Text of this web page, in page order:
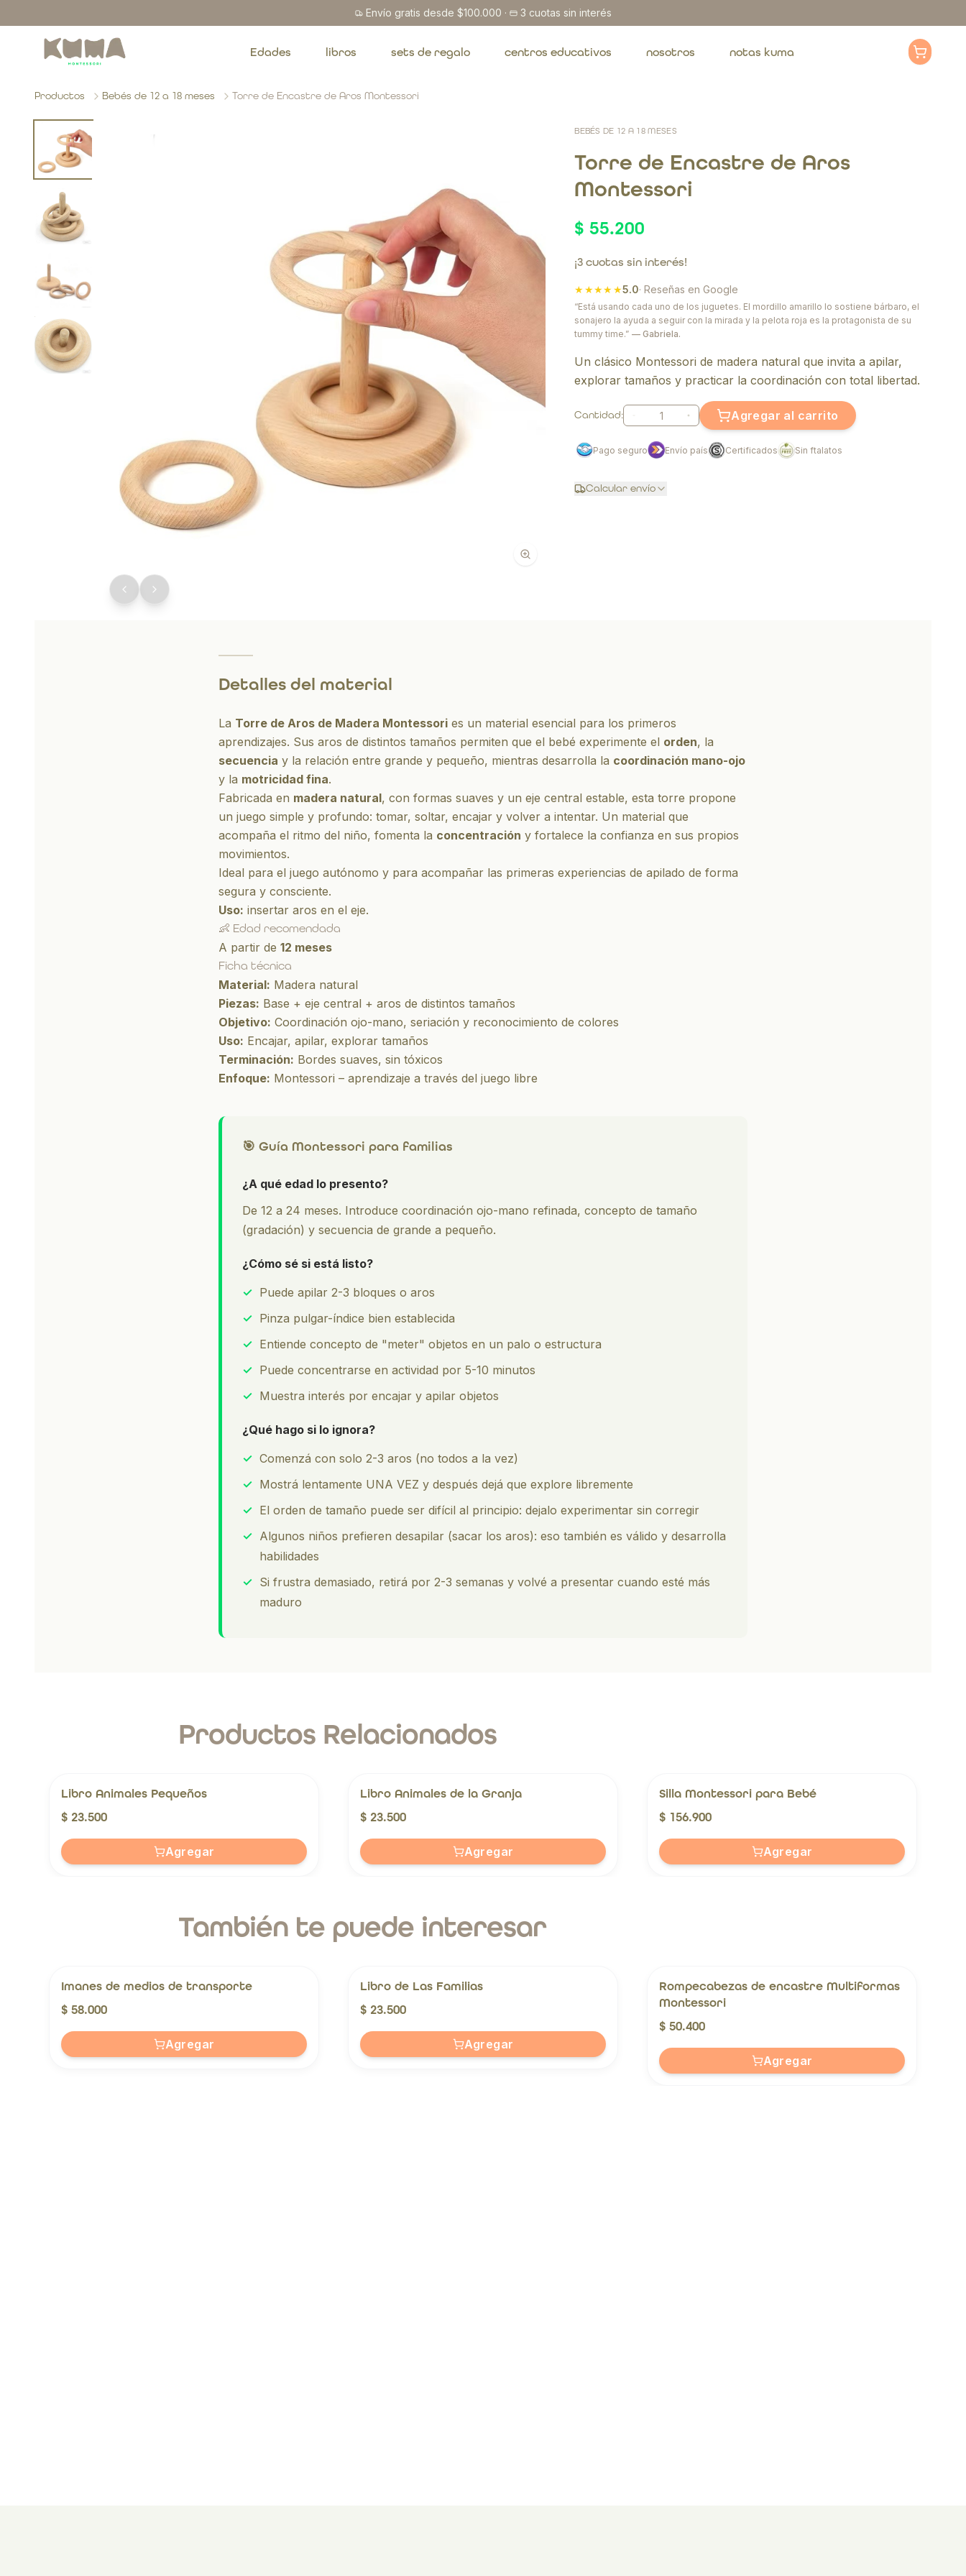
Envío gratis desde $100.000 · 3 cuotas sin interés
Edades libros sets de regalo centros educativos nosotros notas kuma
Productos Bebés de 12 a 18 meses Torre de Encastre de Aros Montessori
BEBÉS DE 12 A 18 MESES
Torre de Encastre de Aros
Montessori
$ 55.200
¡3 cuotas sin interés!
★★★★★5.0· Reseñas en Google
“Está usando cada uno de los juguetes. El mordillo amarillo lo sostiene bárbaro, el
sonajero la ayuda a seguir con la mirada y la pelota roja es la protagonista de su
tummy time.” — Gabriela.
Un clásico Montessori de madera natural que invita a apilar,
explorar tamaños y practicar la coordinación con total libertad.
Cantidad: Agregar al carrito
Pago seguro Envío país Certificados Sin ftalatos
Calcular envío
Detalles del material
La Torre de Aros de Madera Montessori es un material esencial para los primeros
aprendizajes. Sus aros de distintos tamaños permiten que el bebé experimente el orden, la
secuencia y la relación entre grande y pequeño, mientras desarrolla la coordinación mano-ojo
y la motricidad fina.
Fabricada en madera natural, con formas suaves y un eje central estable, esta torre propone
un juego simple y profundo: tomar, soltar, encajar y volver a intentar. Un material que
acompaña el ritmo del niño, fomenta la concentración y fortalece la confianza en sus propios
movimientos.
Ideal para el juego autónomo y para acompañar las primeras experiencias de apilado de forma
segura y consciente.
Uso: insertar aros en el eje.
👶 Edad recomendada
A partir de 12 meses
Ficha técnica
Material: Madera natural
Piezas: Base + eje central + aros de distintos tamaños
Objetivo: Coordinación ojo-mano, seriación y reconocimiento de colores
Uso: Encajar, apilar, explorar tamaños
Terminación: Bordes suaves, sin tóxicos
Enfoque: Montessori – aprendizaje a través del juego libre
🎯 Guía Montessori para familias
¿A qué edad lo presento?
De 12 a 24 meses. Introduce coordinación ojo-mano refinada, concepto de tamaño
(gradación) y secuencia de grande a pequeño.
¿Cómo sé si está listo?
✓ Puede apilar 2-3 bloques o aros
✓ Pinza pulgar-índice bien establecida
✓ Entiende concepto de "meter" objetos en un palo o estructura
✓ Puede concentrarse en actividad por 5-10 minutos
✓ Muestra interés por encajar y apilar objetos
¿Qué hago si lo ignora?
✓ Comenzá con solo 2-3 aros (no todos a la vez)
✓ Mostrá lentamente UNA VEZ y después dejá que explore libremente
✓ El orden de tamaño puede ser difícil al principio: dejalo experimentar sin corregir
✓ Algunos niños prefieren desapilar (sacar los aros): eso también es válido y desarrolla
habilidades
✓ Si frustra demasiado, retirá por 2-3 semanas y volvé a presentar cuando esté más
maduro
Productos Relacionados
Libro Animales Pequeños
$ 23.500
Agregar
Libro Animales de la Granja
$ 23.500
Agregar
Silla Montessori para Bebé
$ 156.900
Agregar
También te puede interesar
Imanes de medios de transporte
$ 58.000
Agregar
Libro de Las Familias
$ 23.500
Agregar
Rompecabezas de encastre Multiformas
Montessori
$ 50.400
Agregar